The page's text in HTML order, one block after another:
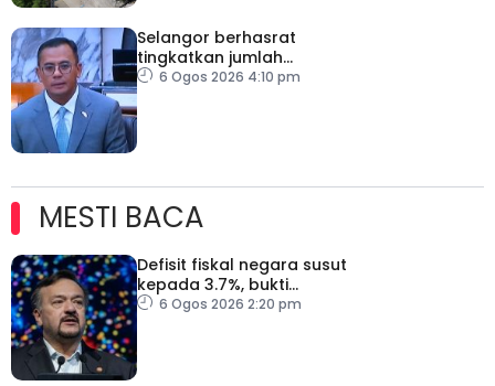
Selangor berhasrat
tingkatkan jumlah
penerima HPIPT 5,000
6 Ogos 2026 4:10 pm
MESTI BACA
Defisit fiskal negara susut
kepada 3.7%, bukti
keyakinan pelabur masih
6 Ogos 2026 2:20 pm